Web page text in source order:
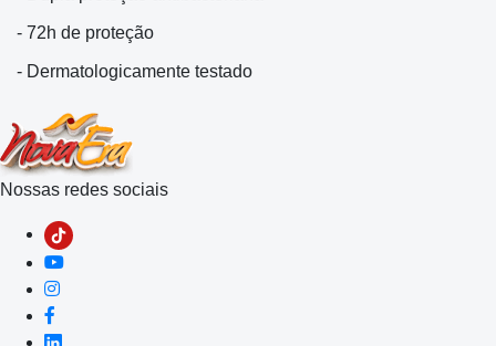
- 72h de proteção
- Dermatologicamente testado
Nossas redes sociais